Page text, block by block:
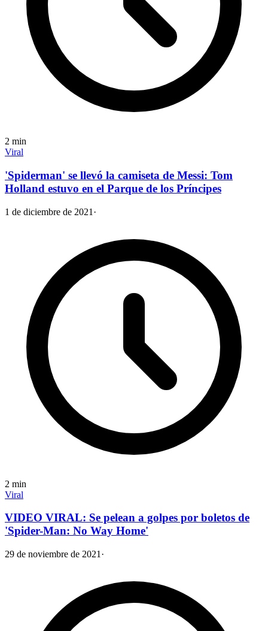
2 min
Viral
'Spiderman' se llevó la camiseta de Messi: Tom
Holland estuvo en el Parque de los Príncipes
1 de diciembre de 2021 ·
2 min
Viral
VIDEO VIRAL: Se pelean a golpes por boletos de
'Spider-Man: No Way Home'
29 de noviembre de 2021 ·